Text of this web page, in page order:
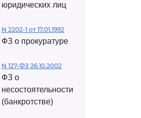
юридических лиц
N 2202-1 от 17.01.1992
ФЗ о прокуратуре
N 127-ФЗ 26.10.2002
ФЗ о
несостоятельности
(банкротстве)